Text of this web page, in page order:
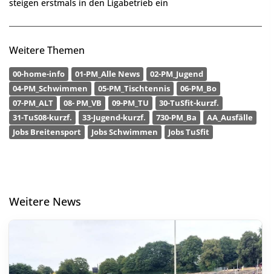
steigen erstmals in den Ligabetrieb ein
Weitere Themen
00-home-info 01-PM_Alle News
02-PM_Jugend
04-PM_Schwimmen
05-PM_Tischtennis
06-PM_Bo
07-PM_ALT
08- PM_VB 09-PM_TU
30-TuSfit-kurzf.
31-TuS08-kurzf.
33-Jugend-kurzf. 730-PM_Ba
AA_Ausfälle
Jobs Breitensport
Jobs Schwimmen Jobs TuSfit
Weitere News